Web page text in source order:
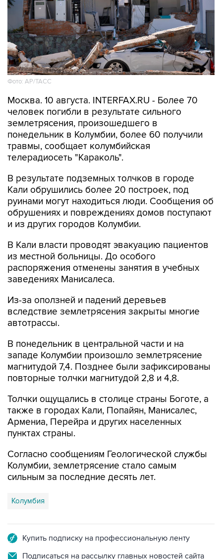
Фото: АР/ТАСС
Москва. 10 августа. INTERFAX.RU - Более 70
человек погибли в результате сильного
землетрясения, произошедшего в
понедельник в Колумбии, более 60 получили
травмы, сообщает колумбийская
телерадиосеть "Караколь".
В результате подземных толчков в городе
Кали обрушились более 20 построек, под
руинами могут находиться люди. Сообщения об
обрушениях и повреждениях домов поступают
и из других городов Колумбии.
В Кали власти проводят эвакуацию пациентов
из местной больницы. До особого
распоряжения отменены занятия в учебных
заведениях Манисалеса.
Из-за оползней и падений деревьев
вследствие землетрясения закрыты многие
автотрассы.
В понедельник в центральной части и на
западе Колумбии произошло землетрясение
магнитудой 7,4. Позднее были зафиксированы
повторные толчки магнитудой 2,8 и 4,8.
Толчки ощущались в столице страны Боготе, а
также в городах Кали, Попайян, Манисалес,
Армениа, Перейра и других населенных
пунктах страны.
Согласно сообщениям Геологической службы
Колумбии, землетрясение стало самым
сильным за последние десять лет.
Колумбия
Купить подписку на профессиональную ленту
Подписаться на рассылку главных новостей сайта